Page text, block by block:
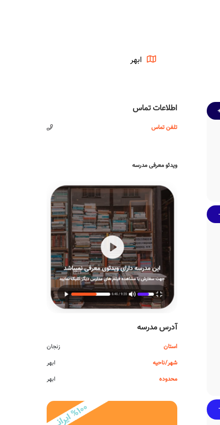
ابهر
اطلاعات تماس
تلفن تماس
ویدئو معرفی مدرسه
آدرس مدرسه
استان
زنجان
شهر/ناحیه
ابهر
محدوده
ابهر